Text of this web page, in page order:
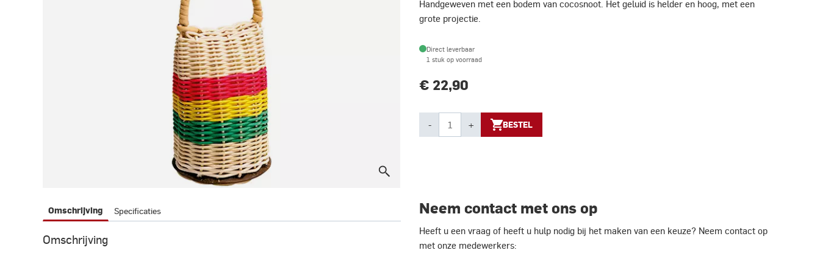
Handgeweven met een bodem van cocosnoot. Het geluid is helder en hoog, met een
grote projectie.
Direct leverbaar
1 stuk op voorraad
€ 22,90
- + BESTEL
Omschrijving Specificaties
Omschrijving
Neem contact met ons op
Heeft u een vraag of heeft u hulp nodig bij het maken van een keuze? Neem contact op
met onze medewerkers: